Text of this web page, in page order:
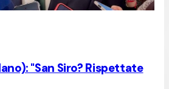
"San Siro? Rispettate